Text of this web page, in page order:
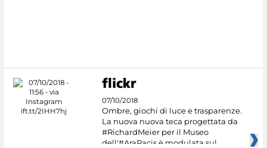
07/10/2018
Ombre, giochi di luce e trasparenze.
La nuova nuova teca progettata da
#RichardMeier per il Museo
dell'#AraPacis è modulata sul